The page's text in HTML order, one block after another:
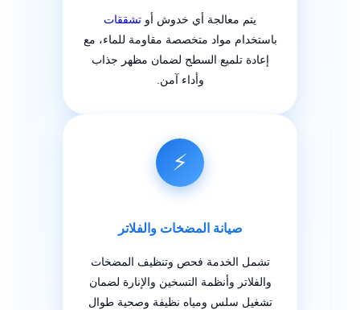
يتم معالجة أي خدوش أو تشققات
باستخدام مواد متخصصة مقاومة للماء، مع
إعادة تلميع السطح لضمان مظهر جذاب
وأداء آمن.
⚡
صيانة المضخات والفلاتر
تشمل الخدمة فحص وتنظيف المضخات
والفلاتر وأنظمة التسخين والإنارة لضمان
تشغيل سلس ومياه نظيفة وصحية طوال